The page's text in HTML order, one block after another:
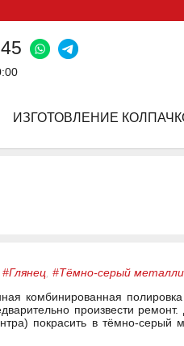
ИЗГОТОВЛЕНИЕ
#Глянец #Тёмно-серый
комбинированная
произвести
покрасить в тёмно-